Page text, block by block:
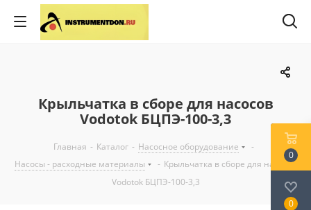
Крыльчатка в сборе для насосов
Vodotok БЦПЭ-100-3,3
Главная - Каталог - Насосное оборудование
-
Насосы - расходные материалы
- Крыльчатка в сборе для насосов
Vodotok БЦПЭ-100-3,3
0
0